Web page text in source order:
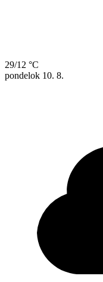
29/12 °C
pondelok 10. 8.